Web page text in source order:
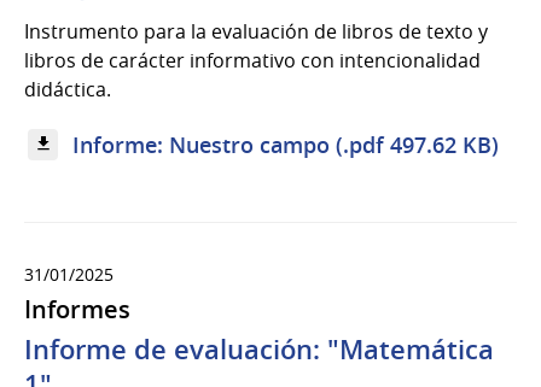
Instrumento para la evaluación de libros de texto y
libros de carácter informativo con intencionalidad
didáctica.
Informe: Nuestro campo (.pdf 497.62 KB)
31/01/2025
Informes
Informe de evaluación: "Matemática